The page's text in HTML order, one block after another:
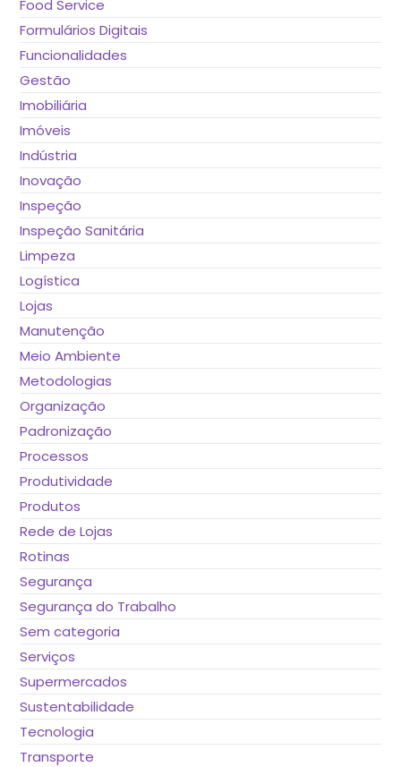
Food Service
Formulários Digitais
Funcionalidades
Gestão
Imobiliária
Imóveis
Indústria
Inovação
Inspeção
Inspeção Sanitária
Limpeza
Logística
Lojas
Manutenção
Meio Ambiente
Metodologias
Organização
Padronização
Processos
Produtividade
Produtos
Rede de Lojas
Rotinas
Segurança
Segurança do Trabalho
Sem categoria
Serviços
Supermercados
Sustentabilidade
Tecnologia
Transporte